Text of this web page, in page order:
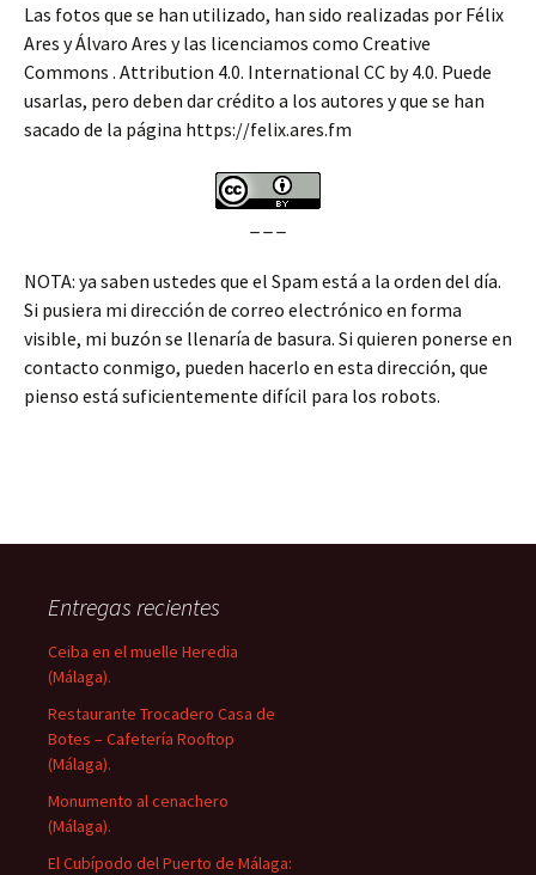
Las fotos que se han utilizado, han sido realizadas por Félix
Ares y Álvaro Ares y las licenciamos como Creative
Commons . Attribution 4.0. International CC by 4.0. Puede
usarlas, pero deben dar crédito a los autores y que se han
sacado de la página https://felix.ares.fm
NOTA: ya saben ustedes que el Spam está a la orden del día.
Si pusiera mi dirección de correo electrónico en forma
visible, mi buzón se llenaría de basura. Si quieren ponerse en
contacto conmigo, pueden hacerlo en esta dirección, que
pienso está suficientemente difícil para los robots.
Entregas recientes
Ceiba en el muelle Heredia
(Málaga).
Restaurante Trocadero Casa de
Botes – Cafetería Rooftop
(Málaga).
Monumento al cenachero
(Málaga).
El Cubípodo del Puerto de Málaga: